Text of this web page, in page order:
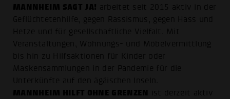
MANNHEIM SAGT JA! arbeitet seit 2015 aktiv in der
Geflüchtetenhilfe, gegen Rassismus, gegen Hass und
Hetze und für gesellschaftliche Vielfalt. Mit
Veranstaltungen, Wohnungs- und Möbelvermittlung
bis hin zu Hilfsaktionen für Kinder oder
Maskensammlungen in der Pandemie für die
Unterkünfte auf den ägäischen Inseln.
MANNHEIM HILFT OHNE GRENZEN
ist derzeit aktiv